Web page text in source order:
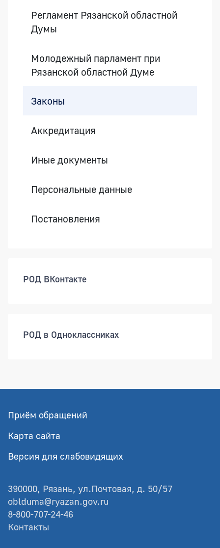
Регламент Рязанской областной
Думы
Молодежный парламент при
Рязанской областной Думе
Законы
Аккредитация
Иные документы
Персональные данные
Постановления
РОД ВКонтакте
РОД в Одноклассниках
Приём обращений
Карта сайта
Версия для слабовидящих
390000, Рязань, ул.Почтовая, д. 50/57
oblduma@ryazan.gov.ru
8-800-707-24-46
Контакты